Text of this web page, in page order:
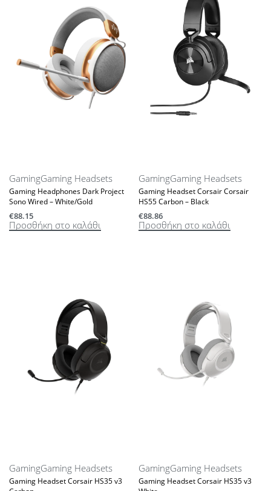
GamingGaming Headsets
Gaming Headphones Dark Project
Sono Wired – White/Gold
€88.15
Προσθήκη στο καλάθι
GamingGaming Headsets
Gaming Headset Corsair Corsair
HS55 Carbon – Black
€88.86
Προσθήκη στο καλάθι
GamingGaming Headsets
Gaming Headset Corsair HS35 v3
GamingGaming Headsets
Gaming Headset Corsair HS35 v3